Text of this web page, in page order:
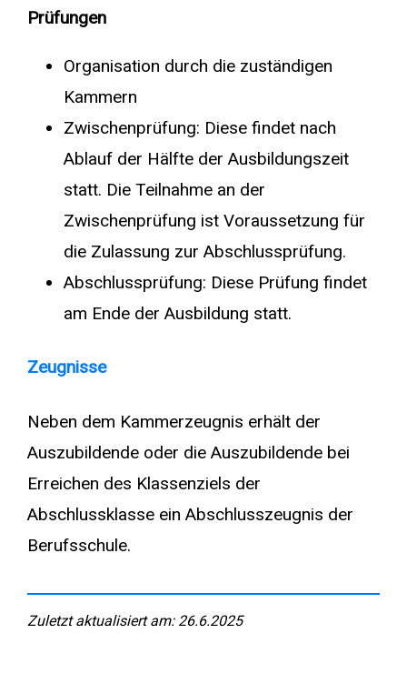
Prüfungen
Organisation durch die zuständigen
Kammern
Zwischenprüfung: Diese findet nach
Ablauf der Hälfte der Ausbildungszeit
statt. Die Teilnahme an der
Zwischenprüfung ist Voraussetzung für
die Zulassung zur Abschlussprüfung.
Abschlussprüfung: Diese Prüfung findet
am Ende der Ausbildung statt.
Zeugnisse
Neben dem Kammerzeugnis erhält der
Auszubildende oder die Auszubildende bei
Erreichen des Klassenziels der
Abschlussklasse ein Abschlusszeugnis der
Berufsschule.
Zuletzt aktualisiert am: 26.6.2025